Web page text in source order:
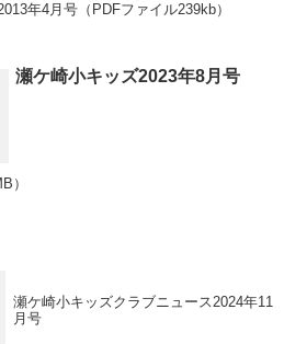
年4月号（PDFファイル239kb）
瀬ケ崎小キッズ2023年8月号
）
瀬ケ崎小キッズクラブニュース2024年11
月号